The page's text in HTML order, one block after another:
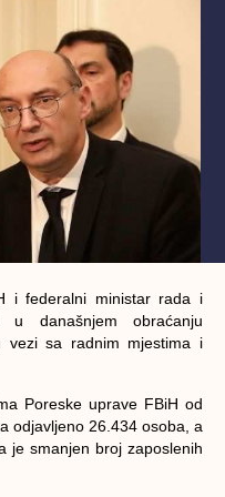
i federalni ministar rada i
u današnjem obraćanju
vezi sa radnim mjestima i
Poreske uprave FBiH od
odjavljeno 26.434 osoba, a
je smanjen broj zaposlenih